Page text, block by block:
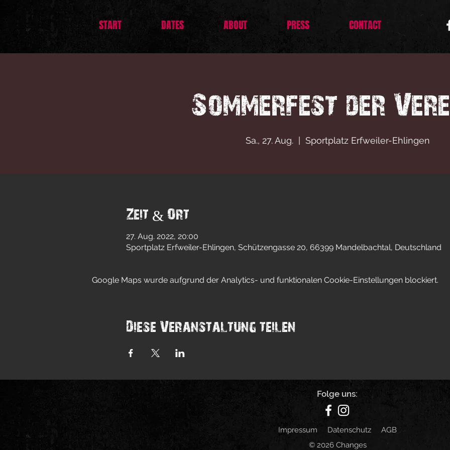
START DATES ABOUT PRESS CONTACT
Sommerfest der
Sa., 27. Aug.
  |
Sportplatz Erfweiler-Ehlingen
Zeit & Ort
27. Aug. 2022, 20:00
Sportplatz Erfweiler-Ehlingen, Schützengasse 20, 66399 Mandelbachtal, Deutschland
Google Maps wurde aufgrund der Analytics- und funktionalen Cookie-Einstellungen blockiert.
Diese Veranstaltung teilen
Folge uns:
Impressum Datenschutz
AGB
© 2026 Changes